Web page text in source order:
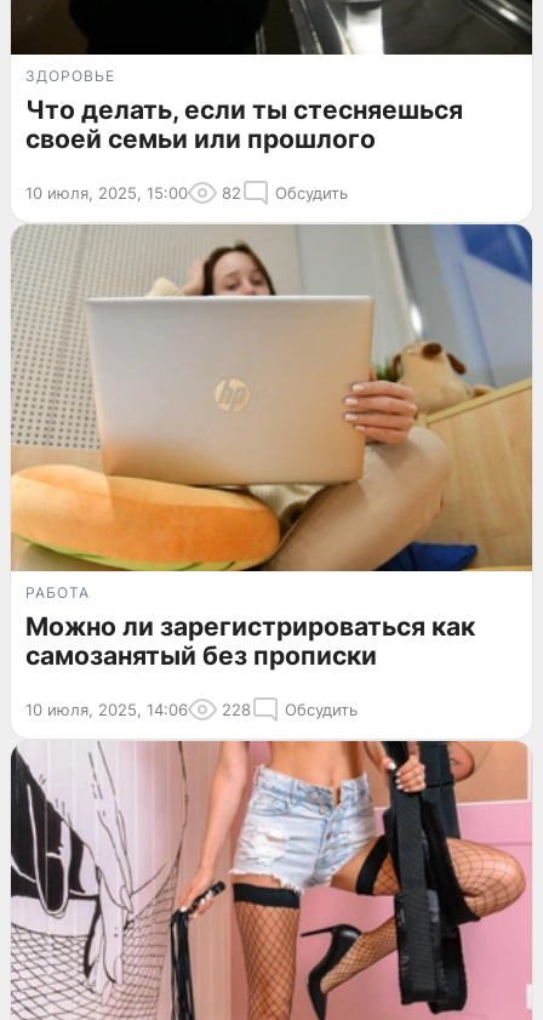
ЗДОРОВЬЕ
Что делать, если ты стесняешься
своей семьи или прошлого
10 июля, 2025, 15:00 82 Обсудить
РАБОТА
Можно ли зарегистрироваться как
самозанятый без прописки
10 июля, 2025, 14:06 228 Обсудить